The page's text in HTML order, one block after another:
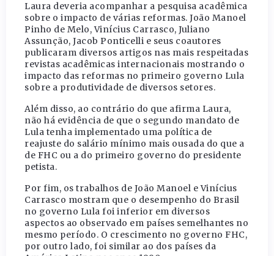
Laura deveria acompanhar a pesquisa acadêmica
sobre o impacto de várias reformas. João Manoel
Pinho de Melo, Vinícius Carrasco, Juliano
Assunção, Jacob Ponticelli e seus coautores
publicaram diversos artigos nas mais respeitadas
revistas acadêmicas internacionais mostrando o
impacto das reformas no primeiro governo Lula
sobre a produtividade de diversos setores.
Além disso, ao contrário do que afirma Laura,
não há evidência de que o segundo mandato de
Lula tenha implementado uma política de
reajuste do salário mínimo mais ousada do que a
de FHC ou a do primeiro governo do presidente
petista.
Por fim, os trabalhos de João Manoel e Vinícius
Carrasco mostram que o desempenho do Brasil
no governo Lula foi inferior em diversos
aspectos ao observado em países semelhantes no
mesmo período. O crescimento no governo FHC,
por outro lado, foi similar ao dos países da